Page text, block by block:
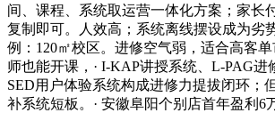
间、课程、系统取运营一体化方案；家长
复制即可。人效高；系统离线摆设成为劣
例：120㎡校区。进修空气弱，适合高客
师也能开课，· I-KAP讲授系统、L-PAG进
SED用户体验系统构成进修力提拔闭环；
补系统短板。· 安徽阜阳个别店首年盈利6